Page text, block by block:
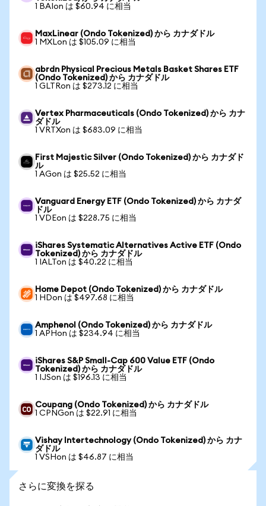
1 BAIon は $60.94 に相当
MaxLinear (Ondo Tokenized) から カナダドル
1 MXLon は $105.09 に相当
abrdn Physical Precious Metals Basket Shares ETF
(Ondo Tokenized) から カナダドル
1 GLTRon は $273.12 に相当
Vertex Pharmaceuticals (Ondo Tokenized) から カナ
ダドル
1 VRTXon は $683.09 に相当
First Majestic Silver (Ondo Tokenized) から カナダド
ル
1 AGon は $25.52 に相当
Vanguard Energy ETF (Ondo Tokenized) から カナダ
ドル
1 VDEon は $228.75 に相当
iShares Systematic Alternatives Active ETF (Ondo
Tokenized) から カナダドル
1 IALTon は $40.22 に相当
Home Depot (Ondo Tokenized) から カナダドル
1 HDon は $497.68 に相当
Amphenol (Ondo Tokenized) から カナダドル
1 APHon は $234.94 に相当
iShares S&P Small-Cap 600 Value ETF (Ondo
Tokenized) から カナダドル
1 IJSon は $196.13 に相当
Coupang (Ondo Tokenized) から カナダドル
1 CPNGon は $22.91 に相当
Vishay Intertechnology (Ondo Tokenized) から カナ
ダドル
1 VSHon は $46.87 に相当
さらに変換を探る